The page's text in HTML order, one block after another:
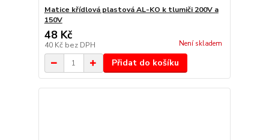
Matice křídlová plastová AL-KO k tlumiči 200V a
150V
48 Kč
40 Kč bez DPH Není skladem
Přidat do košíku